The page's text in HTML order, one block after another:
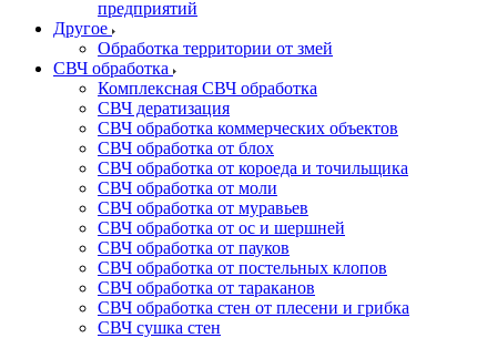
предприятий
Другое
Обработка территории от змей
СВЧ обработка
Комплексная СВЧ обработка
СВЧ дератизация
СВЧ обработка коммерческих объектов
СВЧ обработка от блох
СВЧ обработка от короеда и точильщика
СВЧ обработка от моли
СВЧ обработка от муравьев
СВЧ обработка от ос и шершней
СВЧ обработка от пауков
СВЧ обработка от постельных клопов
СВЧ обработка от тараканов
СВЧ обработка стен от плесени и грибка
СВЧ сушка стен